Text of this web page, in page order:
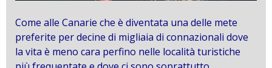
Come alle Canarie che è diventata una delle mete
preferite per decine di migliaia di connazionali dove
la vita è meno cara perfino nelle località turistiche